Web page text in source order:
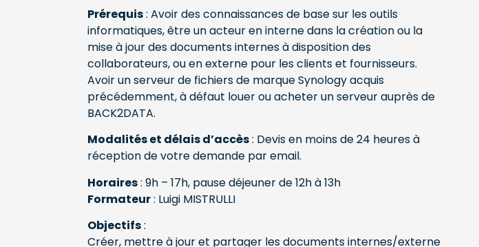
Prérequis: Avoir des connaissances de base sur les outils
informatiques, être un acteur en interne dans la création ou la
mise à jour des documents internes à disposition des
collaborateurs, ou en externe pour les clients et fournisseurs.
Avoir un serveur de fichiers de marque Synology acquis
précédemment, à défaut louer ou acheter un serveur auprès de
BACK2DATA.
Modalités et délais d’accès: Devis en moins de 24 heures à
réception de votre demande par email.
Horaires: 9h – 17h, pause déjeuner de 12h à 13h
Formateur: Luigi MISTRULLI
Objectifs:
Créer, mettre à jour et partager les documents internes/externe